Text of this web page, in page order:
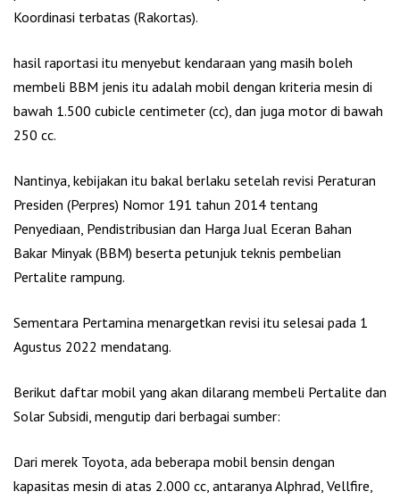
Koordinasi terbatas (Rakortas).
hasil raportasi itu menyebut kendaraan yang masih boleh
membeli BBM jenis itu adalah mobil dengan kriteria mesin di
bawah 1.500 cubicle centimeter (cc), dan juga motor di bawah
250 cc.
Nantinya, kebijakan itu bakal berlaku setelah revisi Peraturan
Presiden (Perpres) Nomor 191 tahun 2014 tentang
Penyediaan, Pendistribusian dan Harga Jual Eceran Bahan
Bakar Minyak (BBM) beserta petunjuk teknis pembelian
Pertalite rampung.
Sementara Pertamina menargetkan revisi itu selesai pada 1
Agustus 2022 mendatang.
Berikut daftar mobil yang akan dilarang membeli Pertalite dan
Solar Subsidi, mengutip dari berbagai sumber:
Dari merek Toyota, ada beberapa mobil bensin dengan
kapasitas mesin di atas 2.000 cc, antaranya Alphrad, Vellfire,